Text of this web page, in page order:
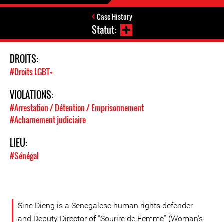
Case History
Statut:
DROITS:
#Droits LGBT+
VIOLATIONS:
#Arrestation / Détention / Emprisonnement
#Acharnement judiciaire
LIEU:
#Sénégal
Sine Dieng is a Senegalese human rights defender
and Deputy Director of “Sourire de Femme” (Woman's